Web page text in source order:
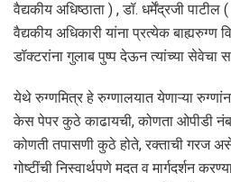
वैद्यकीय अधिष्ठाता ) , डॉ. धर्मेंद्रजी पाटील
वैद्यकीय अधिकारी यांना प्रत्येक बाह्यरुग्ण
डॉक्टरांना गुलाब पुष्प देऊन त्यांच्या सेवेचा
येथे रुग्णमित्र हे रुग्णालयात येणाऱ्या
केस पेपर कुठे काढायची, कोणता ओपीडी
कोणती तपासणी कुठे होते, रक्ताची गरज
गोष्टींची निस्वार्थपणे मदत व मार्गदर्शन